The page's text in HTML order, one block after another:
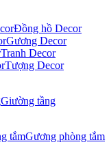
Đồng hồ Decor
Gương Decor
Tranh Decor
Tượng Decor
Giường tầng
Gương phòng tắm